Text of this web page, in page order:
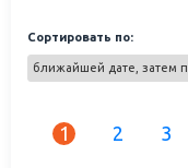
Сортировать по:
1 2 3